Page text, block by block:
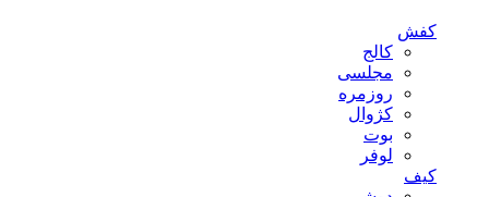
کفش
کالج
مجلسی
روزمره
کژوال
بوت
لوفر
کیف